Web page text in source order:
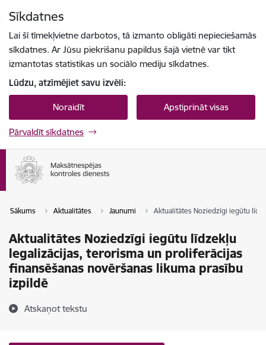
Sīkdatnes
Lai šī tīmekļvietne darbotos, tā izmanto obligāti nepieciešamās
sīkdatnes. Ar Jūsu piekrišanu papildus šajā vietnē var tikt
izmantotas statistikas un sociālo mediju sīkdatnes.
Lūdzu, atzīmējiet savu izvēli:
Noraidīt Apstiprināt visas
Pārvaldīt sīkdatnes
Sākums Aktualitātes Jaunumi Aktualitātes Noziedzīgi iegūtu
Aktualitātes Noziedzīgi iegūtu līdzekļu
legalizācijas, terorisma un proliferācijas
finansēšanas novēršanas likuma prasību
izpildē
Atskaņot tekstu